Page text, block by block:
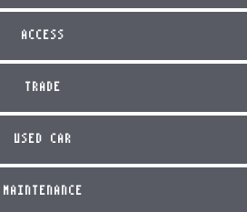
ACCESS
TRADE
USED CAR
MAINTENANCE